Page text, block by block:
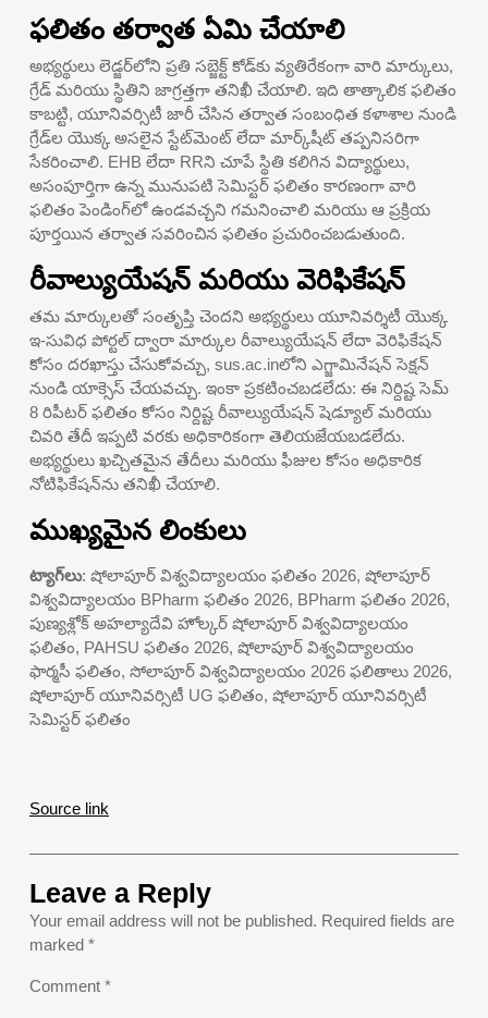
ఫలితం తర్వాత ఏమి చేయాలి
అభ్యర్థులు లెడ్జర్‌లోని ప్రతి సబ్జెక్ట్ కోడ్‌కు వ్యతిరేకంగా వారి మార్కులు,
గ్రేడ్ మరియు స్థితిని జాగ్రత్తగా తనిఖీ చేయాలి. ఇది తాత్కాలిక ఫలితం
కాబట్టి, యూనివర్సిటీ జారీ చేసిన తర్వాత సంబంధిత కళాశాల నుండి
గ్రేడ్‌ల యొక్క అసలైన స్టేట్‌మెంట్ లేదా మార్క్‌షీట్ తప్పనిసరిగా
సేకరించాలి. EHB లేదా RRని చూపే స్థితి కలిగిన విద్యార్థులు,
అసంపూర్తిగా ఉన్న మునుపటి సెమిస్టర్ ఫలితం కారణంగా వారి
ఫలితం పెండింగ్‌లో ఉండవచ్చని గమనించాలి మరియు ఆ ప్రక్రియ
పూర్తయిన తర్వాత సవరించిన ఫలితం ప్రచురించబడుతుంది.
రీవాల్యుయేషన్ మరియు వెరిఫికేషన్
తమ మార్కులతో సంతృప్తి చెందని అభ్యర్థులు యూనివర్శిటీ యొక్క
ఇ-సువిధ పోర్టల్ ద్వారా మార్కుల రీవాల్యుయేషన్ లేదా వెరిఫికేషన్
కోసం దరఖాస్తు చేసుకోవచ్చు, sus.ac.inలోని ఎగ్జామినేషన్ సెక్షన్
నుండి యాక్సెస్ చేయవచ్చు. ఇంకా ప్రకటించబడలేదు: ఈ నిర్దిష్ట సెమ్
8 రిపీటర్ ఫలితం కోసం నిర్దిష్ట రీవాల్యుయేషన్ షెడ్యూల్ మరియు
చివరి తేదీ ఇప్పటి వరకు అధికారికంగా తెలియజేయబడలేదు.
అభ్యర్థులు ఖచ్చితమైన తేదీలు మరియు ఫీజుల కోసం అధికారిక
నోటిఫికేషన్‌ను తనిఖీ చేయాలి.
ముఖ్యమైన లింకులు
ట్యాగ్‌లు: షోలాపూర్ విశ్వవిద్యాలయం ఫలితం 2026, షోలాపూర్
విశ్వవిద్యాలయం BPharm ఫలితం 2026, BPharm ఫలితం 2026,
పుణ్యశ్లోక్ అహల్యాదేవి హోల్కర్ షోలాపూర్ విశ్వవిద్యాలయం
ఫలితం, PAHSU ఫలితం 2026, షోలాపూర్ విశ్వవిద్యాలయం
ఫార్మసీ ఫలితం, సోలాపూర్ విశ్వవిద్యాలయం 2026 ఫలితాలు 2026,
షోలాపూర్ యూనివర్సిటీ UG ఫలితం, షోలాపూర్ యూనివర్సిటీ
సెమిస్టర్ ఫలితం
Source link
Leave a Reply
Your email address will not be published. Required fields are
marked *
Comment *